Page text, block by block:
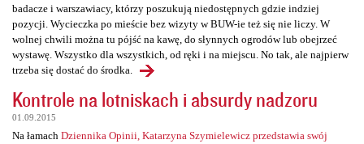
badacze i warszawiacy, którzy poszukują niedostępnych gdzie indziej
pozycji. Wycieczka po mieście bez wizyty w BUW-ie też się nie liczy. W
wolnej chwili można tu pójść na kawę, do słynnych ogrodów lub obejrzeć
wystawę. Wszystko dla wszystkich, od ręki i na miejscu. No tak, ale najpierw
trzeba się dostać do środka.
Kontrole na lotniskach i absurdy nadzoru
01.09.2015
Na łamach Dziennika Opinii, Katarzyna Szymielewicz przedstawia swój